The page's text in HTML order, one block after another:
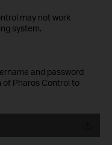
may not work
system.
and password
Pharos Control to